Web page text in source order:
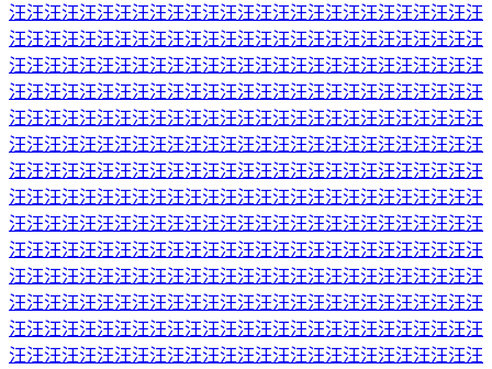
汪汪汪汪汪汪汪汪汪汪汪汪汪汪汪汪汪汪汪汪汪汪汪汪汪汪汪
汪汪汪汪汪汪汪汪汪汪汪汪汪汪汪汪汪汪汪汪汪汪汪汪汪汪汪
汪汪汪汪汪汪汪汪汪汪汪汪汪汪汪汪汪汪汪汪汪汪汪汪汪汪汪
汪汪汪汪汪汪汪汪汪汪汪汪汪汪汪汪汪汪汪汪汪汪汪汪汪汪汪
汪汪汪汪汪汪汪汪汪汪汪汪汪汪汪汪汪汪汪汪汪汪汪汪汪汪汪
汪汪汪汪汪汪汪汪汪汪汪汪汪汪汪汪汪汪汪汪汪汪汪汪汪汪汪
汪汪汪汪汪汪汪汪汪汪汪汪汪汪汪汪汪汪汪汪汪汪汪汪汪汪汪
汪汪汪汪汪汪汪汪汪汪汪汪汪汪汪汪汪汪汪汪汪汪汪汪汪汪汪
汪汪汪汪汪汪汪汪汪汪汪汪汪汪汪汪汪汪汪汪汪汪汪汪汪汪汪
汪汪汪汪汪汪汪汪汪汪汪汪汪汪汪汪汪汪汪汪汪汪汪汪汪汪汪
汪汪汪汪汪汪汪汪汪汪汪汪汪汪汪汪汪汪汪汪汪汪汪汪汪汪汪
汪汪汪汪汪汪汪汪汪汪汪汪汪汪汪汪汪汪汪汪汪汪汪汪汪汪汪
汪汪汪汪汪汪汪汪汪汪汪汪汪汪汪汪汪汪汪汪汪汪汪汪汪汪汪
汪汪汪汪汪汪汪汪汪汪汪汪汪汪汪汪汪汪汪汪汪汪汪汪汪汪汪